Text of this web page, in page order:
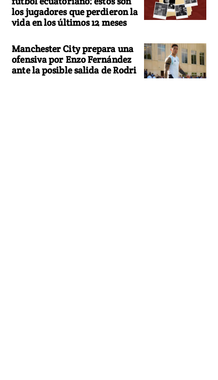
los jugadores que perdieron la
vida en los últimos 12 meses
Manchester City prepara una
ofensiva por Enzo Fernández
ante la posible salida de Rodri